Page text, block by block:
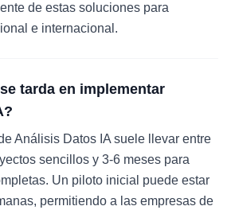
de estas soluciones para
e internacional.
tarda en implementar
Análisis Datos IA suele llevar entre
sencillos y 3-6 meses para
Un piloto inicial puede estar
permitiendo a las empresas de